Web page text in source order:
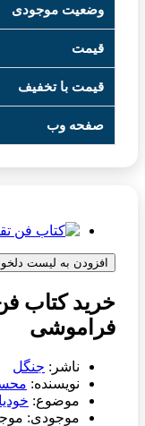
وضعیت موجودی
قیمت
قیمت با تخفیف
صفحه وب
افزودن به لیست
خرید کتاب
فراموشی
ناشر: جنگل
نویسنده:
موضوع:
موجودی: